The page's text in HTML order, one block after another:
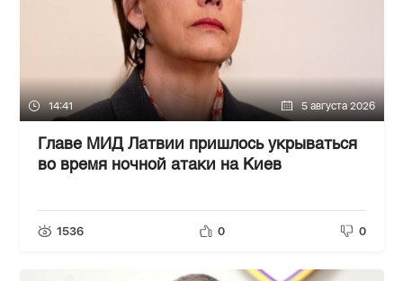
14:41 5 августа 2026
Главе МИД Латвии пришлось укрываться
во время ночной атаки на Киев
1536 0 0